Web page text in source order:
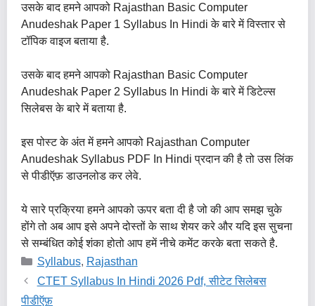
उसके बाद हमने आपको Rajasthan Basic Computer
Anudeshak Paper 1 Syllabus In Hindi के बारे में विस्तार से
टॉपिक वाइज बताया है.
उसके बाद हमने आपको Rajasthan Basic Computer
Anudeshak Paper 2 Syllabus In Hindi के बारे में डिटेल्स
सिलेबस के बारे में बताया है.
इस पोस्ट के अंत में हमने आपको Rajasthan Computer
Anudeshak Syllabus PDF In Hindi प्रदान की है तो उस लिंक
से पीडीऍफ़ डाउनलोड कर लेवे.
ये सारे प्रक्रिया हमने आपको ऊपर बता दी है जो की आप समझ चुके
होंगे तो अब आप इसे अपने दोस्तों के साथ शेयर करे और यदि इस सुचना
से सम्बंधित कोई शंका होतो आप हमें नीचे कमेंट करके बता सकते है.
Categories
Syllabus, Rajasthan
CTET Syllabus In Hindi 2026 Pdf, सीटेट सिलेबस
पीडीऍफ़